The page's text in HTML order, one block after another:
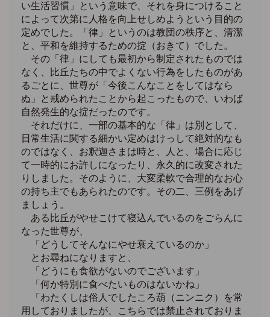
い生活習慣」という意味で、それを身につけること
によって次第に人格を向上せしめようという目的の
定めでした。「律」というのは教団の秩序と、清潔
と、平和を維持するための掟（おきて）でした。
その「律」にしても最初から制定されたものでは
なく、比丘たちの中でよくない行為をしたものがあ
るごとに、世尊が「今後こんなことをしてはなら
ぬ」と戒められたことから起こったもので、いわば
自然発生的な掟だったのです。
それだけに、一部の基本的な「律」は別として、
日常生活に関する細かい定めはけっして絶対的なも
のではなく、お釈迦さまは時と、人と、場合に応じ
て一時的にお許しになったり、永久的に改変された
りしました。そのように、大変柔軟で合理的なお心
の持ち主でもあられたのです。その二、三例をあげ
ましょう。
ある比丘がやせこけて寝込んでいるのをごらんに
なった世尊が、
「どうしてそんなにやせ衰えているのか」
とお尋ねになりますと、
「どうにも食欲がないのでございます」
「何か特別に食べたいものはないかね」
「わたくしは俗人でしたころ葫（ニンニク）を常
用しておりましたが、こちらでは禁止されておりま